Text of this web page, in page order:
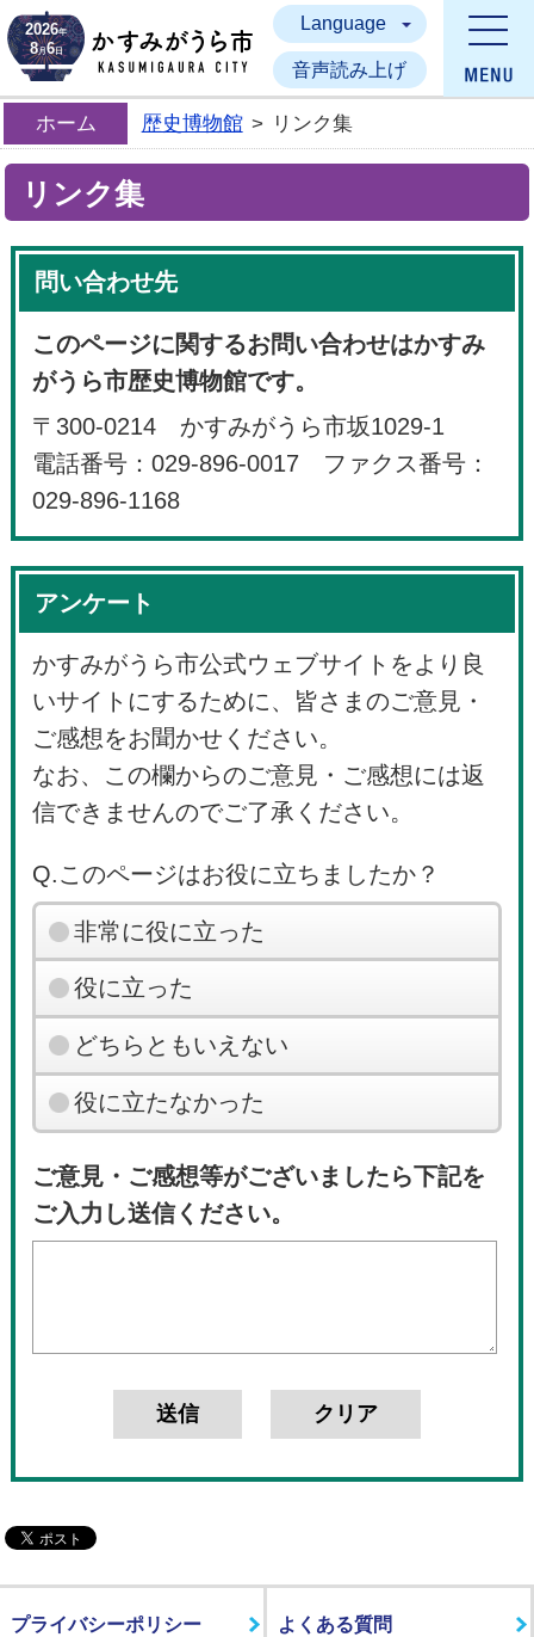
かすみがうら市
2026年
8月6日
Language
音声読み上げ
ホーム 歴史博物館 > リンク集
リンク集
問い合わせ先
このページに関するお問い合わせはかすみ
がうら市歴史博物館です。
〒300-0214 かすみがうら市坂1029-1
電話番号：029-896-0017 ファクス番号：
029-896-1168
アンケート
かすみがうら市公式ウェブサイトをより良
いサイトにするために、皆さまのご意見・
ご感想をお聞かせください。
なお、この欄からのご意見・ご感想には返
信できませんのでご了承ください。
Q.このページはお役に立ちましたか？
非常に役に立った
役に立った
どちらともいえない
役に立たなかった
ご意見・ご感想等がございましたら下記を
ご入力し送信ください。
プライバシーポリシー よくある質問